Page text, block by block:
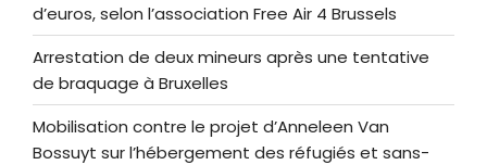
d’euros, selon l’association Free Air 4 Brussels
Arrestation de deux mineurs après une tentative
de braquage à Bruxelles
Mobilisation contre le projet d’Anneleen Van
Bossuyt sur l’hébergement des réfugiés et sans-